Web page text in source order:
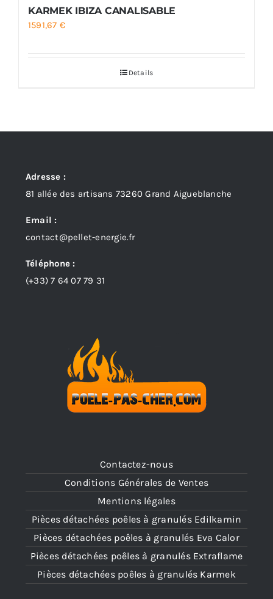
KARMEK IBIZA CANALISABLE
1591,67 €
Details
Contactez-nous
Conditions Générales de Ventes
Mentions légales
Pièces détachées poêles à granulés Edilkamin
Pièces détachées poêles à granulés Eva Calor
Pièces détachées poêles à granulés Extraflame
Pièces détachées poêles à granulés Karmek
Adresse :
81 allée des artisans 73260 Grand Aigueblanche
Email :
contact@pellet-energie.fr
Téléphone :
(+33)7 64 07 79 31